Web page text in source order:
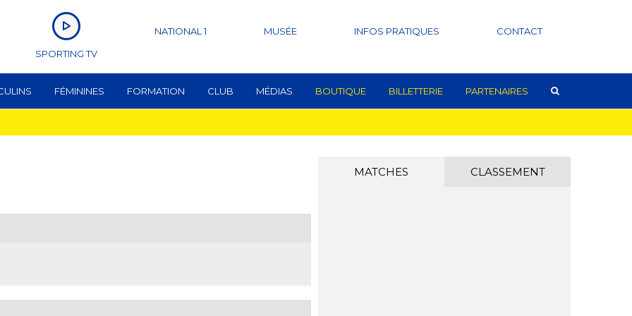
SPORTING TV
NATIONAL 1 MUSÉE INFOS PRATIQUES CONTACT
FÉMININES FORMATION CLUB MÉDIAS BOUTIQUE BILLETTERIE PARTENAIRES
MATCHES CLASSEMENT